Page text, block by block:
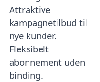
Attraktive
kampagnetilbud til
nye kunder.
Fleksibelt
abonnement uden
binding.